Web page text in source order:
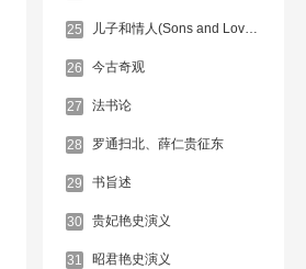
25 儿子和情人(Sons and Lovers)
26 今古奇观
27 法书论
28 罗通扫北、薛仁贵征东
29 书旨述
30 贵妃艳史演义
31 昭君艳史演义